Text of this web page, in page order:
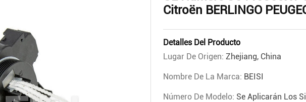
Citroën BERLINGO
Detalles Del Producto
Lugar De Origen: Zhejiang, China
Nombre De La Marca: BEISI
Número De Modelo: Se Aplicarán Los